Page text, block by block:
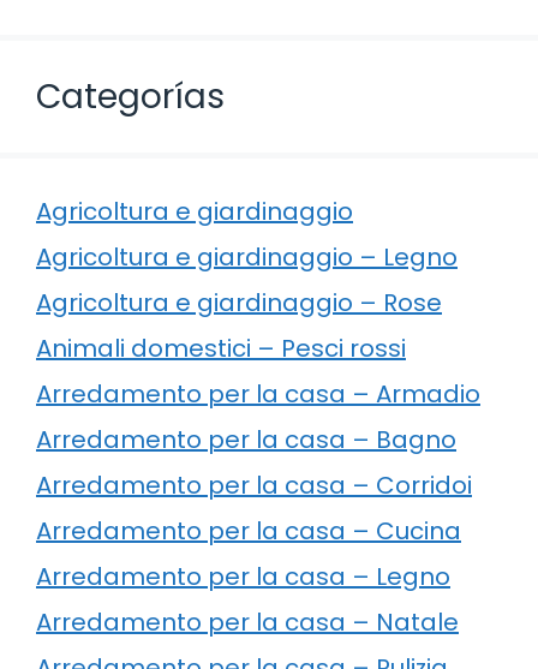
Categorías
Agricoltura e giardinaggio
Agricoltura e giardinaggio – Legno
Agricoltura e giardinaggio – Rose
Animali domestici – Pesci rossi
Arredamento per la casa – Armadio
Arredamento per la casa – Bagno
Arredamento per la casa – Corridoi
Arredamento per la casa – Cucina
Arredamento per la casa – Legno
Arredamento per la casa – Natale